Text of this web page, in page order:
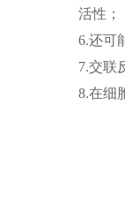
活性；
6.还可
7.交联
8.在细